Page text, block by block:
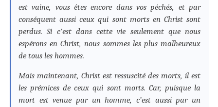
est vaine, vous êtes encore dans vos péchés, et par
conséquent aussi ceux qui sont morts en Christ sont
perdus. Si c’est dans cette vie seulement que nous
espérons en Christ, nous sommes les plus malheureux
de tous les hommes.
Mais maintenant, Christ est ressuscité des morts, il est
les prémices de ceux qui sont morts. Car, puisque la
mort est venue par un homme, c’est aussi par un